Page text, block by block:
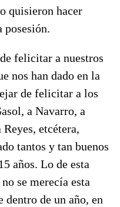
quisieron hacer
felicitar a nuestros
nos han dado en la
de felicitar a los
a Navarro, a
etcétera,
tantos y tan buenos
años. Lo de esta
se merecía esta
dentro de un año, en